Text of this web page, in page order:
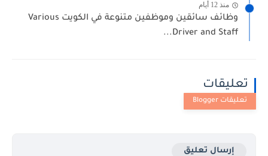
منذ 12 أيام
وظائف سائقين وموظفين متنوعة في الكويت Various
Driver and Staff...
تعليقات
إرسال تعليق